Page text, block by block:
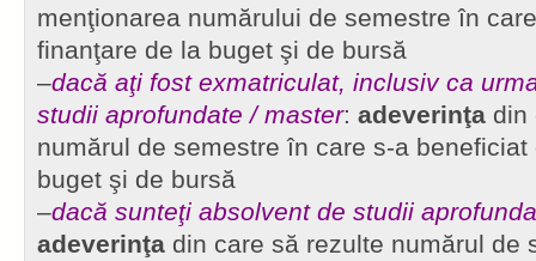
menţionarea numărului de semestre în
finanţare de la buget şi de bursă
–dacă aţi fost exmatriculat, inclusiv ca
studii aprofundate / master: adeverinţa din
numărul de semestre în care s-a
buget şi de bursă
–dacă sunteţi absolvent de studii
adeverinţa din care să rezulte numărul de